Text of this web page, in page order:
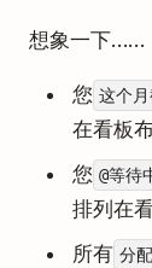
想象一下……
您 这个
在看板
您 @等待
排列在
所有 分